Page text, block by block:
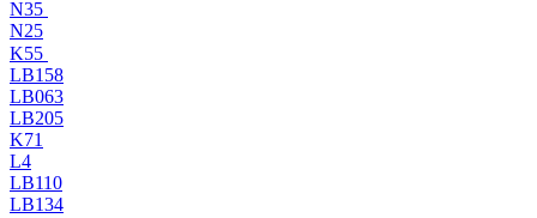
N35
N25
K55
LB158
LB063
LB205
K71
L4
LB110
LB134